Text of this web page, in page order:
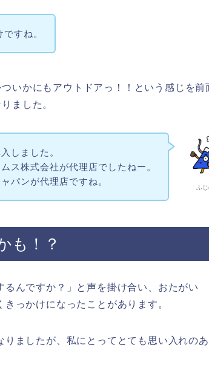
すね。
いかにもアウトドアっ！！という感じを前
ました。
ふ
しました。
ス株式会社が代理店でしたねー。
パンが代理店ですね。
も！？
んですか？」と声を掛け合い、おたがい
っかけになったことがあります。
ましたが、私にとってとても思い入れの